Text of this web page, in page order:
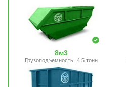
8м3
Грузоподъемность: 4.5 тонн